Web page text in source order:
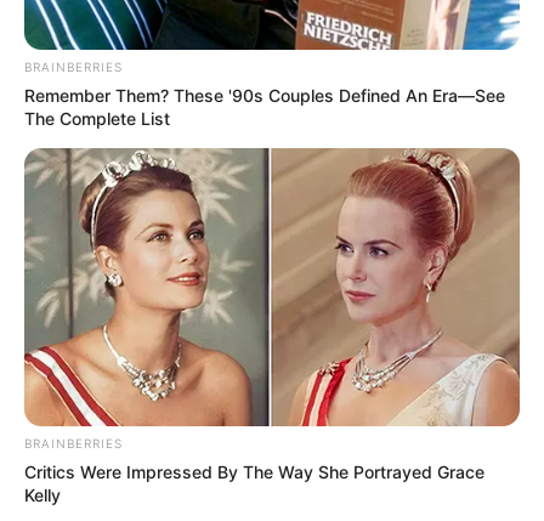
decoradas são fantásticas.
Vanessa Albuquerque Viana de Oliveira
A Vanessa é uma artesã de mão cheia, de Belo
BRAINBERRIES
Remember Them? These '90s Couples Defined An Era—See
The Complete List
BRAINBERRIES
Critics Were Impressed By The Way She Portrayed Grace
Kelly